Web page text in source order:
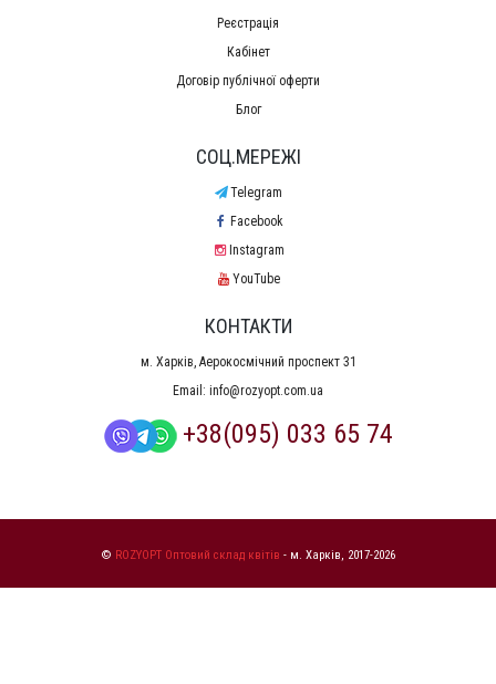
Реєстрація
Кабінет
Договір публічної оферти
Блог
СОЦ.МЕРЕЖІ
Telegram
Facebook
Instagram
YouTube
КОНТАКТИ
м. Харків, Аерокосмічний проспект 31
Email: info@rozyopt.com.ua
+38(095) 033 65 74
© ROZYOPT Оптовий склад квітів - м. Харків, 2017-2026